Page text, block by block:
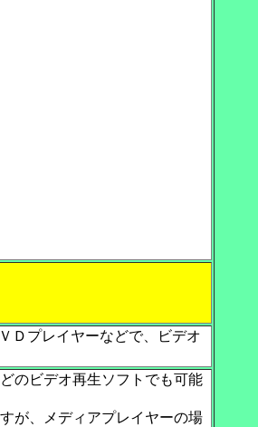
Ｄプレイヤーなどで、ビデオ
のビデオ再生ソフトでも可能
が、メディアプレイヤーの場